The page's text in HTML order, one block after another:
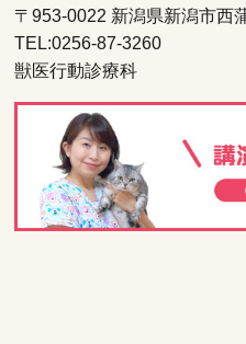
〒953-0022 新潟県新潟市西
TEL:0256-87-3260
獣医行動診療科